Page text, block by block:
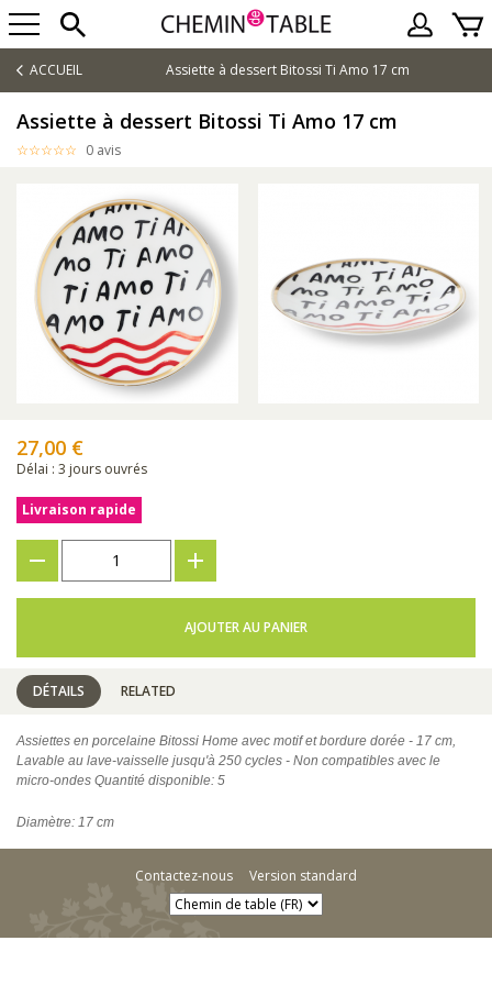
ACCUEIL Assiette à dessert Bitossi Ti Amo 17 cm
Assiette à dessert Bitossi Ti Amo 17 cm
0 avis
27,00 €
Délai : 3 jours ouvrés
Livraison rapide
AJOUTER AU PANIER
DÉTAILS RELATED
Assiettes en porcelaine Bitossi Home avec motif et bordure dorée - 17 cm,
Lavable au lave-vaisselle jusqu'à 250 cycles - Non compatibles avec le
micro-ondes Quantité disponible: 5
Diamètre: 17 cm
Contactez-nous Version standard